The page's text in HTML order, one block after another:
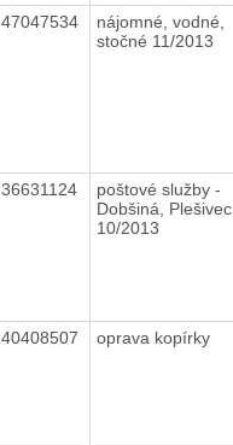
47047534
nájomné, vodné,
stočné 11/2013
36631124
poštové služby -
Dobšiná, Plešivec
10/2013
40408507 oprava kopírky